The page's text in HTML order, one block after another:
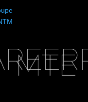
MTE